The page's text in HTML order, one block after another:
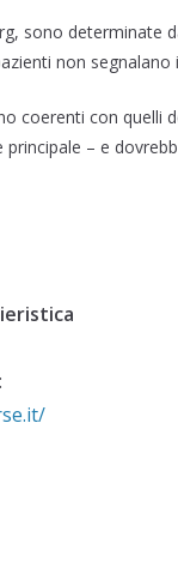
sono determinate
non
coerenti con quelli
– e